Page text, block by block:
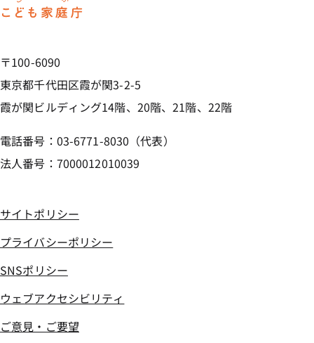
〒100-6090
東京都千代田区霞が関3-2-5
霞が関ビルディング14階、20階、21階、22階
電話番号：03-6771-8030（代表）
法人番号：7000012010039
サイトポリシー
プライバシーポリシー
SNSポリシー
ウェブアクセシビリティ
ご意見・ご要望